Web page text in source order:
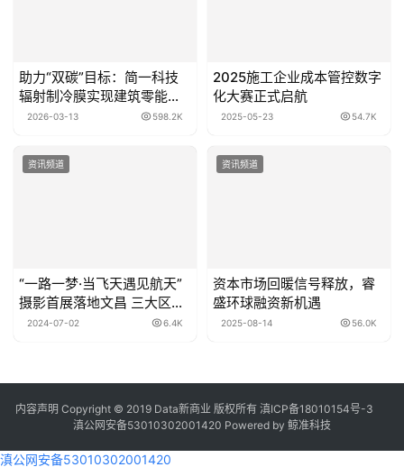
助力“双碳”目标：简一科技
辐射制冷膜实现建筑零能耗
降温
2026-03-13 598.2K
2025施工企业成本管控数字
化大赛正式启航
2025-05-23 54.7K
资讯频道
“一路一梦·当飞天遇见航天”
摄影首展落地文昌 三大区域
呈现艺术盛宴
2024-07-02 6.4K
资讯频道
资本市场回暖信号释放，睿
盛环球融资新机遇
2025-08-14 56.0K
内容声明 Copyright © 2019 Data新商业 版权所有 滇ICP备18010154号-3
滇公网安备53010302001420 Powered by 鲸准科技
滇公网安备53010302001420